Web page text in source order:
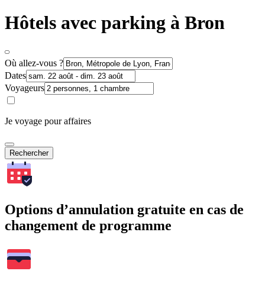
Hôtels avec parking à Bron
Où allez-vous ?
Dates
Voyageurs
Je voyage pour affaires
Rechercher
Options d’annulation gratuite en cas de
changement de programme